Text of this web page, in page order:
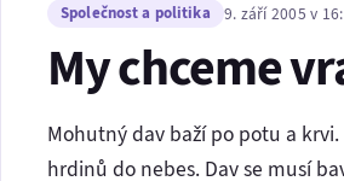
Společnost a politika 9. září 2005 v
My chceme
Mohutný dav baží po potu a
hrdinů do nebes. Dav se musí